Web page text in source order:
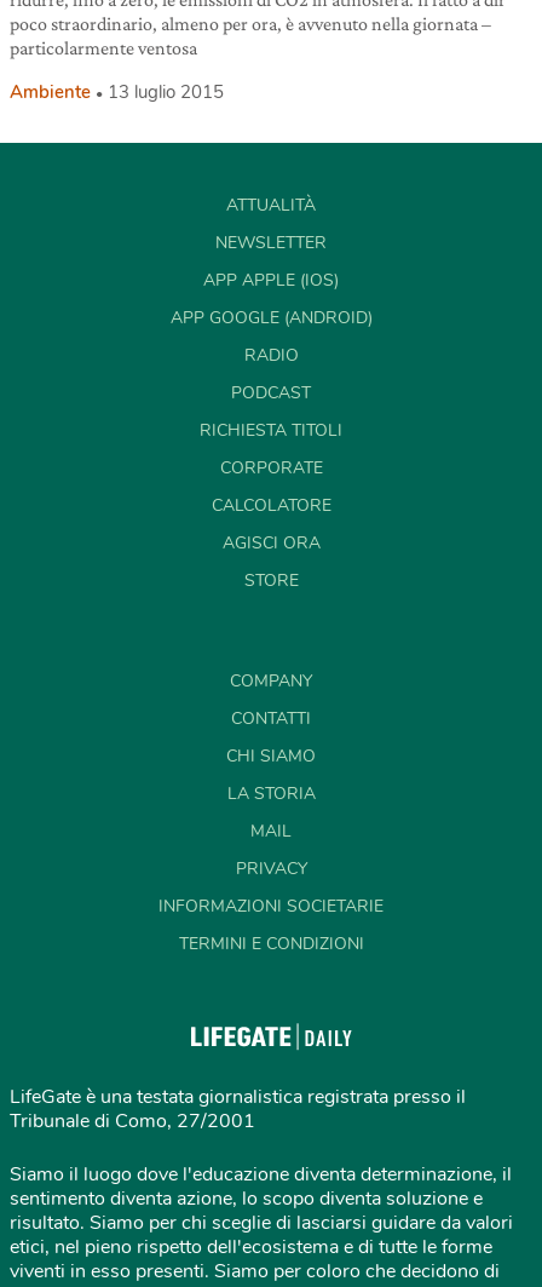
poco straordinario, almeno per ora, è avvenuto nella giornata –
particolarmente ventosa
Ambiente 13 luglio 2015
ATTUALITÀ
NEWSLETTER
APP APPLE (IOS)
APP GOOGLE (ANDROID)
RADIO
PODCAST
RICHIESTA TITOLI
CORPORATE
CALCOLATORE
AGISCI ORA
STORE
COMPANY
CONTATTI
CHI SIAMO
LA STORIA
MAIL
PRIVACY
INFORMAZIONI SOCIETARIE
TERMINI E CONDIZIONI
LifeGate è una testata giornalistica registrata presso il
Tribunale di Como, 27/2001
Siamo il luogo dove l'educazione diventa determinazione, il
sentimento diventa azione, lo scopo diventa soluzione e
risultato. Siamo per chi sceglie di lasciarsi guidare da valori
etici, nel pieno rispetto dell'ecosistema e di tutte le forme
viventi in esso presenti. Siamo per coloro che decidono di